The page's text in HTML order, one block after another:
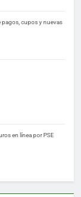
pagos, cupos y nuevas
en línea por PSE